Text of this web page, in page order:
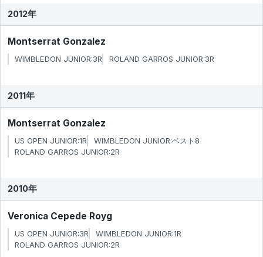
2012年
Montserrat Gonzalez
WIMBLEDON JUNIOR:3R ROLAND GARROS JUNIOR:3R
2011年
Montserrat Gonzalez
US OPEN JUNIOR:1R
WIMBLEDON JUNIOR:ベスト8
ROLAND GARROS JUNIOR:2R
2010年
Veronica Cepede Royg
US OPEN JUNIOR:3R
WIMBLEDON JUNIOR:1R
ROLAND GARROS JUNIOR:2R